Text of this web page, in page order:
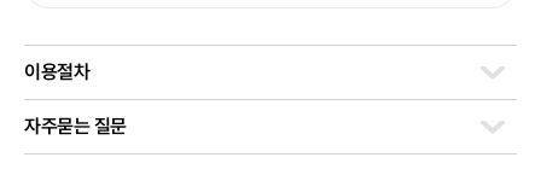
이용절차
자주묻는 질문